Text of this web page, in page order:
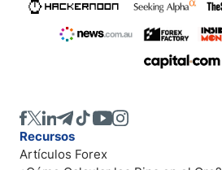
Recursos
Artículos Forex